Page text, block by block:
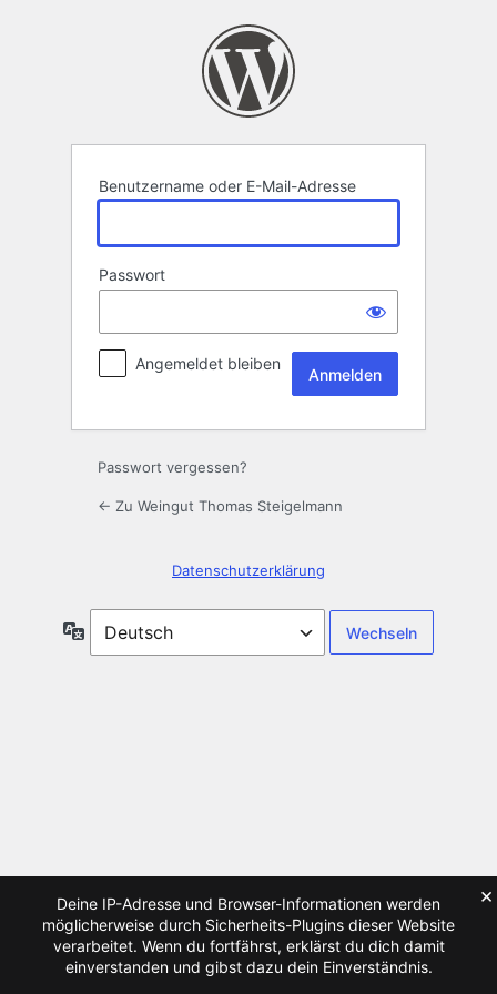
Benutzername oder E-Mail-Adresse
Passwort
Angemeldet bleiben
Passwort vergessen?
← Zu Weingut Thomas Steigelmann
Datenschutzerklärung
Sprache
Deine IP-Adresse und Browser-Informationen werden
möglicherweise durch Sicherheits-Plugins dieser Website
verarbeitet. Wenn du fortfährst, erklärst du dich damit
einverstanden und gibst dazu dein Einverständnis.
×